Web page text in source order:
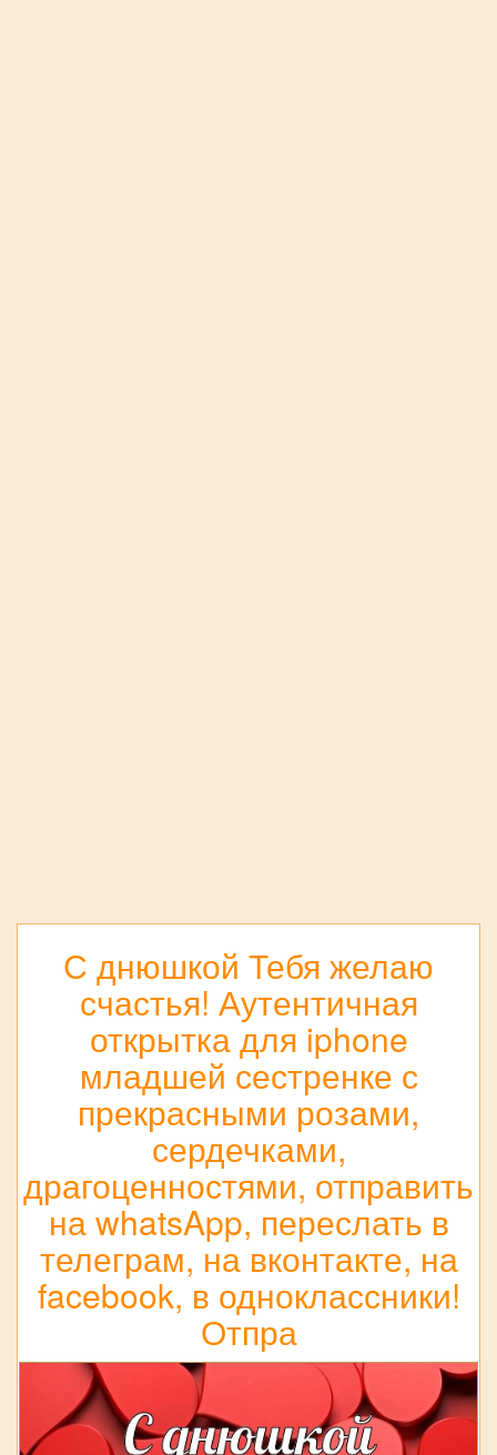
С днюшкой Тебя желаю
счастья! Аутентичная
открытка для iphone
младшей сестренке с
прекрасными розами,
сердечками,
драгоценностями, отправить
на whatsApp, переслать в
телеграм, на вконтакте, на
facebook, в одноклассники!
Отпра